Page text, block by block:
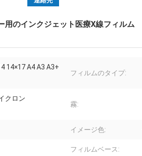
用のインクジェット医療X線フィルム
14×17 A4 A3 A3+
フィルムのタイプ:
クロン
霧:
イメージ色:
フィルムベース: